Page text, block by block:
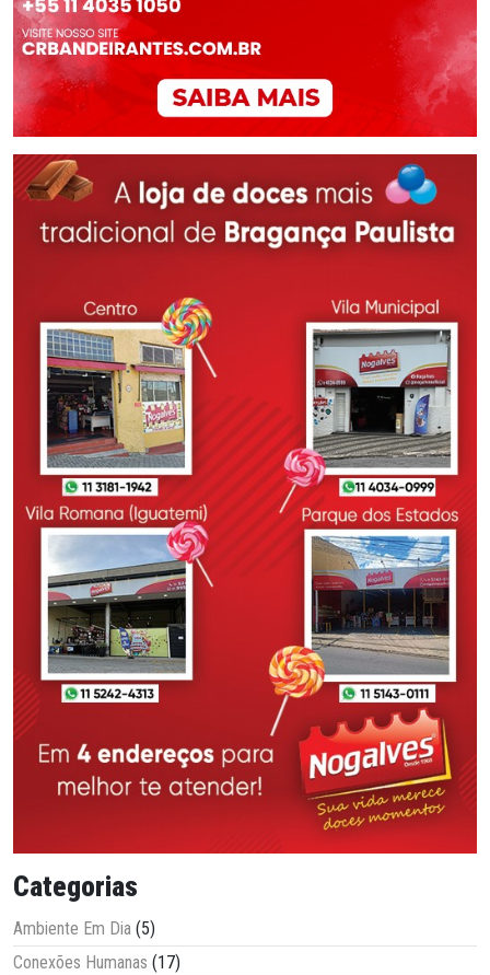
Categorias
Ambiente Em Dia (5)
Conexões Humanas (17)